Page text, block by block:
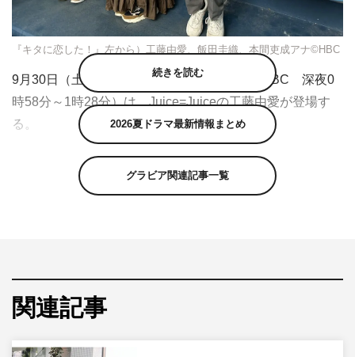
『キタに恋した！』左から）工藤由愛、飯田圭織、本間吏成アナ©HBC
9月30日（土）放送の『キタに恋した！』（HBC 深夜0
時58分～1時28分）は、Juice=Juiceの工藤由愛が登場す
る。
北の大地を飛び出し、北海道民の目線からいろんな魅力を
リサーチする『キタに恋した！』。モーニング娘。OG
今回の舞台は、品川駅にほど近い都市型水族館「マクセル
アクアパーク品川」。年間パスポートを持っているほどの
音・光・映像と生きものが融合する、東京の最先端水族館
続きを読む
2026夏ドラマ最新情報まとめ
グラビア関連記事一覧
関連記事